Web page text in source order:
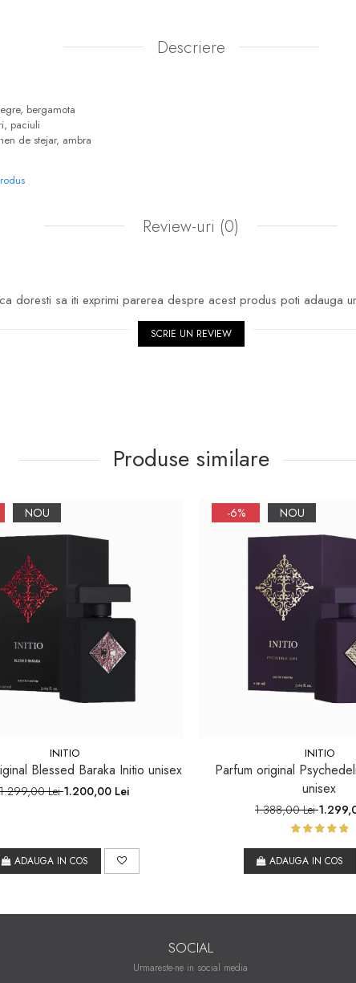
Descriere
bergamota
paciuli
de stejar, ambra
Review-uri (0)
doresti sa iti exprimi parerea despre acest produs poti adauga
SCRIE UN REVIEW
Produse similare
NOU
INITIO
Blessed Baraka Initio unisex
1.299,00 Lei1.200,00 Lei
ADAUGA IN COS
-6% NOU
INITIO
Parfum original
unisex
1.388,00 Lei
ADAUGA IN COS
SOCIAL
Urmareste-ne in social media